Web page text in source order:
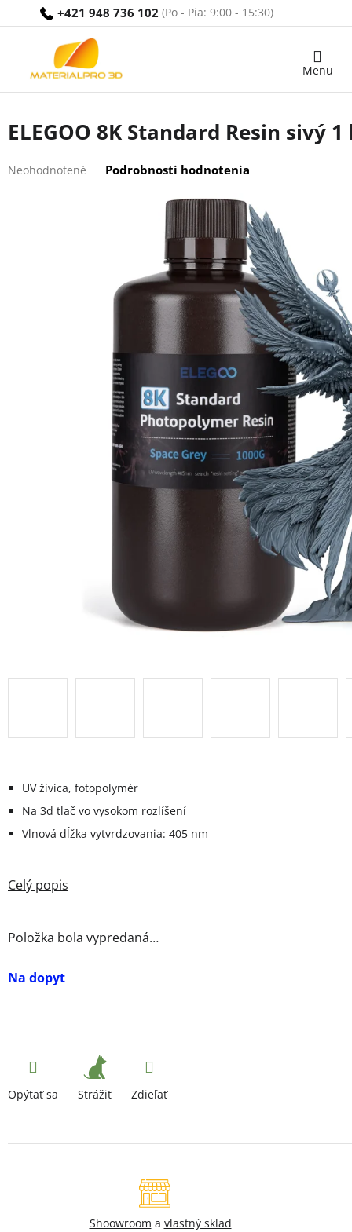
+421 948 736 102
Nákupný
ELEGOO 8K Standard Resin sivý 1
hodnotenie
Neohodnotené Podrobnosti hodnotenia
Na dopyt
Položka bola vypredaná…
UV živica, fotopolymér
Na 3d tlač vo vysokom rozlíšení
Vlnová dĺžka vytvrdzovania: 405 nm
Opýtať sa Strážiť Zdieľať
Shoowroom a vlastný sklad